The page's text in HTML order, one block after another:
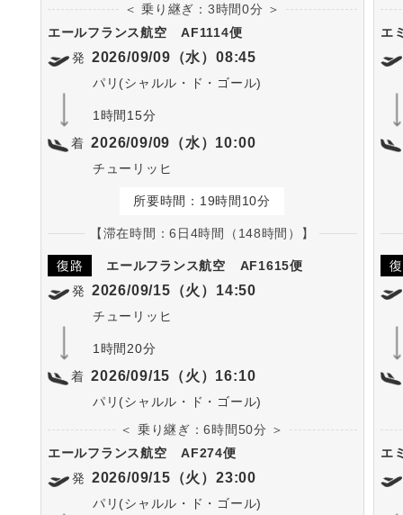
＜ 乗り継ぎ：3時間0分 ＞
エールフランス航空
AF1114便
発 2026/09/09（水）08:45
パリ(シャルル・ド・ゴール)
1時間15分
着 2026/09/09（水）10:00
チューリッヒ
所要時間：19時間10分
【滞在時間：6日4時間（148時間）】
復路 エールフランス航空
AF1615便
発 2026/09/15（火）14:50
チューリッヒ
1時間20分
着 2026/09/15（火）16:10
パリ(シャルル・ド・ゴール)
＜ 乗り継ぎ：6時間50分 ＞
エールフランス航空
AF274便
発 2026/09/15（火）23:00
パリ(シャルル・ド・ゴール)
エ
エ